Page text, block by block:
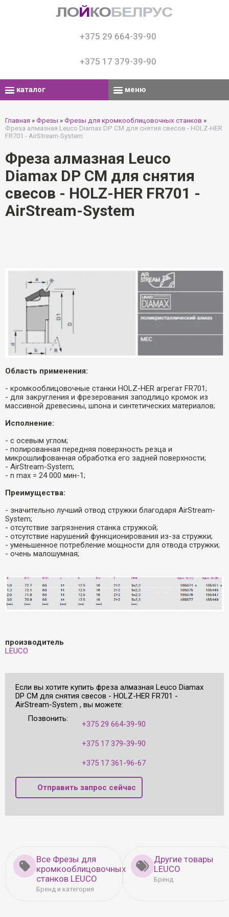
+375 29 664-39-90
+375 17 379-39-90
каталог меню
Главная » Фрезы » Фрезы для кромкооблицовочных станков »
Фреза алмазная Leuco Diamax DP СМ для снятия свесов - HOLZ-HER
FR701 - AirStream-System
Фреза алмазная Leuco
Diamax DP СМ для снятия
свесов - HOLZ-HER FR701 -
AirStream-System
Область применения:
- кромкооблицовочные станки HOLZ-HER агрегат FR701;
- для закругления и фрезерования заподлицо кромок из
массивной древесины, шпона и синтетических материалов;
Исполнение:
- с осевым углом;
- полированная передняя поверхность резца и
микрошлифованная обработка его задней поверхности;
- AirStream-System;
- n max = 24 000 мин-1;
Преимущества:
- значительно лучший отвод стружки благодаря AirStream-
System;
- отсутствие загрязнения станка стружкой;
- отсутствие нарушений функционирования из-за стружки;
- уменьшенное потребление мощности для отвода стружки;
- очень малошумная;
производитель
LEUCO
Если вы хотите купить фреза алмазная Leuco Diamax
DP СМ для снятия свесов - HOLZ-HER FR701 -
AirStream-System , вы можете:
Позвонить:
+375 29 664-39-90
+375 17 379-39-90
+375 17 361-96-67
Отправить запрос сейчас
Все Фрезы для
кромкооблицовочных
станков LEUCO
Бренд и категория
Другие товары
LEUCO
Бренд